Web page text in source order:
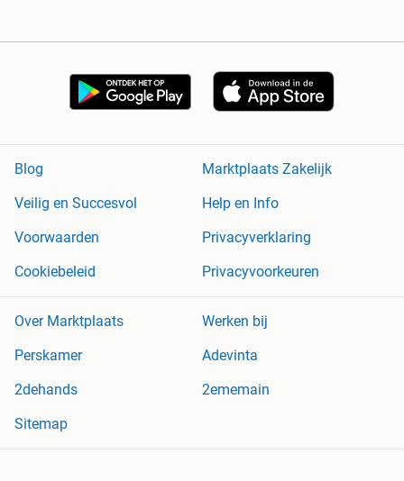
Blog
Marktplaats Zakelijk
Veilig en Succesvol
Help en Info
Voorwaarden
Privacyverklaring
Cookiebeleid
Privacyvoorkeuren
Over Marktplaats
Werken bij
Perskamer
Adevinta
2dehands
2ememain
Sitemap